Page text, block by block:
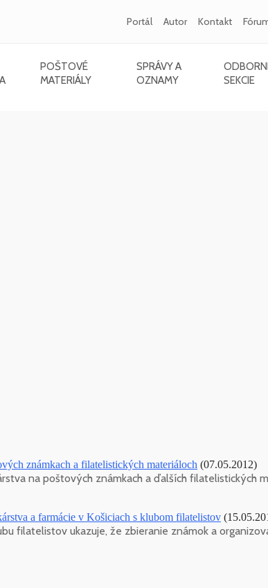
Portál Autor Kontakt
POŠTOVÉ
MATERIÁLY
SPRÁVY A
OZNAMY
SEKCIE
známkach a filatelistických materiáloch (07.05.2012)
na poštových známkach a ďalších filatelistických
a farmácie v Košiciach s klubom filatelistov
filatelistov ukazuje, že zbieranie známok a